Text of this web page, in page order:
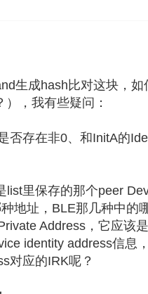
生成hash比对这块，
，我有些疑问：
否存在非0、和InitA的
list里保存的那个peer
地址，BLE那几种中的
Address，它应该
identity address信息
对应的IRK呢？